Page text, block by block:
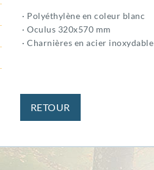
· Polyéthylène en coleur blanc
· Oculus 320x570 mm
· Charnières en acier inoxydable
RETOUR